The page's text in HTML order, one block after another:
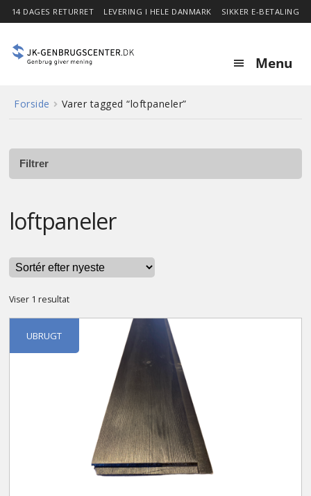
14 DAGES RETURRET LEVERING I HELE DANMARK SIKKER E-BETALING
Menu
Forside
Shop
menu
Nyheder
Kontakt
Forside Varer tagged “loftpaneler”
Filtrer
loftpaneler
Viser 1 resultat
UBRUGT